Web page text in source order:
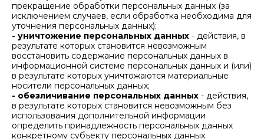
прекращение обработки персональных данных (за
исключением случаев, если обработка необходима для
уточнения персональных данных);
- уничтожение персональных данных - действия, в
результате которых становится невозможным
восстановить содержание персональных данных в
информационной системе персональных данных и (или)
в результате которых уничтожаются материальные
носители персональных данных;
- обезличивание персональных данных - действия,
в результате которых становится невозможным без
использования дополнительной информации
определить принадлежность персональных данных
конкретному субъекту персональных данных.